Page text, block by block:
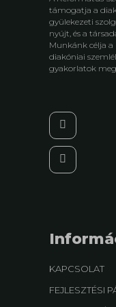
támogatja a
gyülekezeti
nyújt, és a
Munkánk célja a
diakóniai
gyakorlatok
KAPCSOLAT
FEJLESZTÉSI